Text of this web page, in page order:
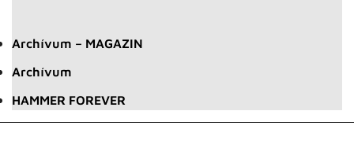
Archívum – MAGAZIN
Archívum
HAMMER FOREVER